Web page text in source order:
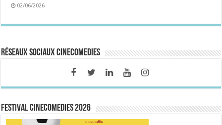
02/06/2026
Réseaux sociaux CineComedies
FESTIVAL CINECOMEDIES 2026